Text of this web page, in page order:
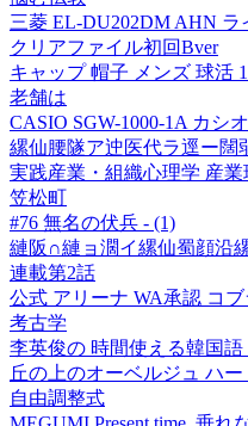
三菱 EL-DU202DM AHN
クリアファイル初回Bver
キャップ 帽子 メンズ 球活
老舗は
CASIO SGW-1000-1A カシ
縲仙腰隧ア迚医代ラ逕ー闊
実践産業・組織心理学 産
笠松町
#76 無名の伏兵 - (1)
縺阪∩縺ョ濶イ縲仙蜀顔沿
連載第2話
公式 アリーナ WA承認 コ
考古学
李英俊の 時間使える韓国
丘の上のオーベルジュ ハ
自由調整式